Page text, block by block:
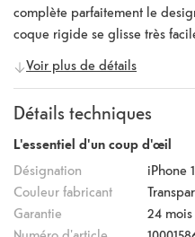
complète parfaitement le
coque rigide se glisse très
smartphone et protège
dommages, les chutes et les
Une fois montée, la coque en
offre tout de même une
de son design et de son aspect.
Voir plus de détails
Détails techniques
L'essentiel d'un coup d'œil
Désignation
iPhone
Couleur fabricant
Garantie
24 mois